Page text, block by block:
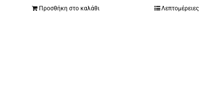
Προσθήκη στο καλάθι Λεπτομέρειες